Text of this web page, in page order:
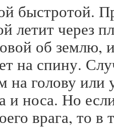
быстротой.
летит через
об
на спину.
на голову
и носа. Но
врага, то в